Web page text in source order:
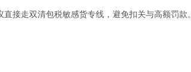
接走双清包税敏感货专线，避免扣关与高额罚款。